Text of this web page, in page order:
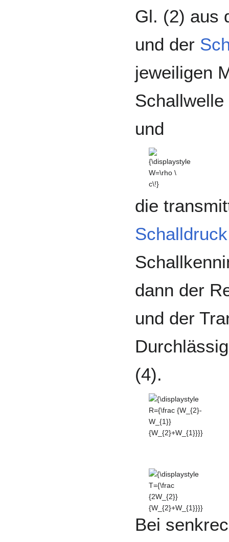
Gl. (2) aus
und der
jeweiligen
und
{\displaystyle
W=\rho \ c\!}
die
Schalldruck
dann der
und der
(4).
{\displaystyle R=
{\frac {W_{2}-
W_{1}}
{W_{2}+W_{1}}}}
{\displaystyle T=
{\frac {2W_{2}}
{W_{2}+W_{1}}}}
Bei